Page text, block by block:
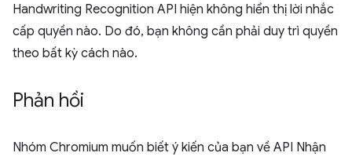
Handwriting Recognition API hiện không hiển thị lời nhắc
cấp quyền nào. Do đó, bạn không cần phải duy trì quyền
theo bất kỳ cách nào.
Phản hồi
Nhóm Chromium muốn biết ý kiến của bạn về API Nhận